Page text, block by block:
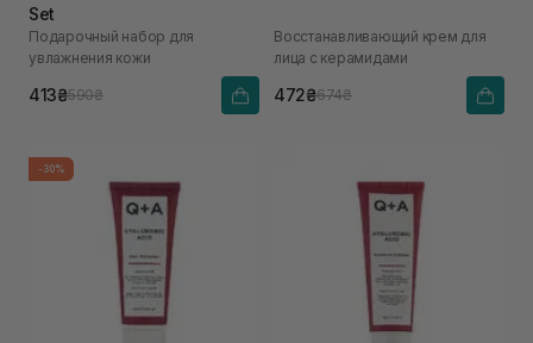
Set
Подарочный набор для
увлажнения кожи
413₴590₴
Восстанавливающий крем для
лица с керамидами
472₴674₴
-30%